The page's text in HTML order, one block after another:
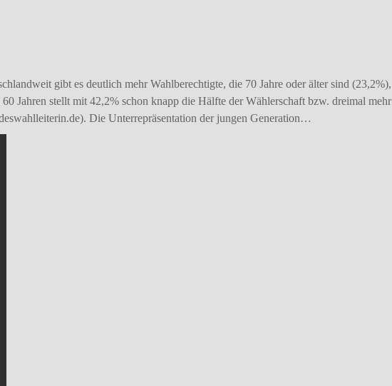
gibt es deutlich mehr Wahlberechtigte, die 70 Jahre oder älter sind (23,2%),
Jahren stellt mit 42,2% schon knapp die Hälfte der Wählerschaft bzw. dreimal mehr
Die Unterrepräsentation der jungen Generation…